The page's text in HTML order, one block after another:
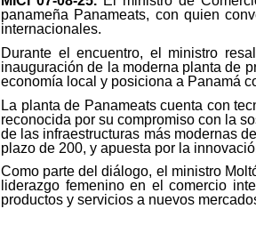
panameña Panameats, con quien
internacionales.
Durante el encuentro, el ministro
inauguración de la moderna planta de
economía local y posiciona a Panamá
La planta de Panameats cuenta con
reconocida por su compromiso con la
de las infraestructuras más modernas
plazo de 200, y apuesta por la
Como parte del diálogo, el ministro
liderazgo femenino en el comercio
productos y servicios a nuevos